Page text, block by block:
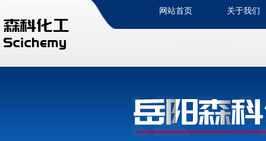
网站首页 关于我们